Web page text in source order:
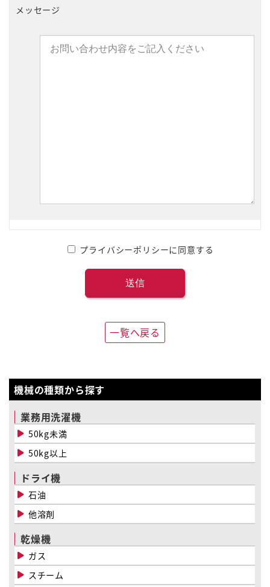
メッセージ
プライバシーポリシーに同意する
一覧へ戻る
機械の種類から探す
業務用洗濯機
50kg未満
50kg以上
ドライ機
石油
他溶剤
乾燥機
ガス
スチーム